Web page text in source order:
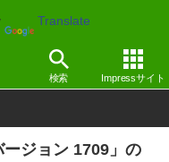
Translate
検索 Impressサイト
Windows
ジョン 1709」の